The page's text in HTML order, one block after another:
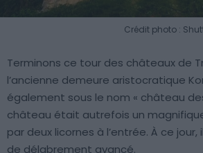
Crédit photo :
Terminons ce tour des châteaux de
l’ancienne demeure aristocratique
également sous le nom « château
château était autrefois un
par deux licornes à l’entrée. À ce
de délabrement avancé.